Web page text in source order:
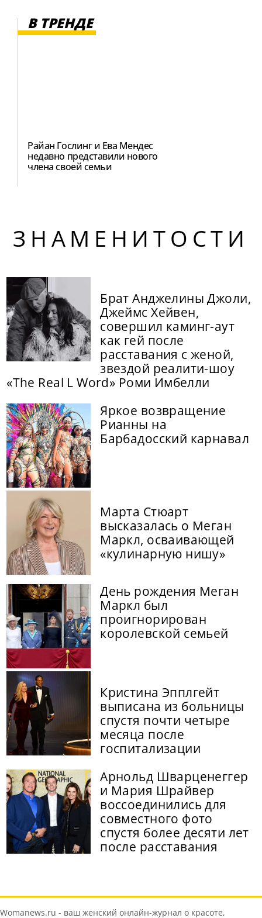
В ТРЕНДЕ
Райан Гослинг и Ева Мендес
недавно представили нового
члена своей семьи
ЗНАМЕНИТОСТИ
Брат Анджелины Джоли,
Джеймс Хейвен,
совершил каминг-аут
как гей после
расставания с женой,
звездой реалити-шоу
«The Real L Word» Роми Имбелли
Яркое возвращение
Рианны на
Барбадосский карнавал
Марта Стюарт
высказалась о Меган
Маркл, осваивающей
«кулинарную нишу»
День рождения Меган
Маркл был
проигнорирован
королевской семьей
Кристина Эпплгейт
выписана из больницы
спустя почти четыре
месяца после
госпитализации
Арнольд Шварценеггер
и Мария Шрайвер
воссоединились для
совместного фото
спустя более десяти лет
после расставания
Womanews.ru - ваш женский онлайн-журнал о красоте,